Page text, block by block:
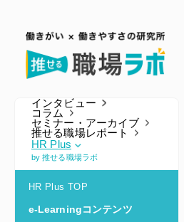
インタビュー
コラム
セミナー・アーカイブ
推せる職場レポート
HR Plus
by 推せる職場ラボ
HR Plus TOP
e-Learningコンテンツ